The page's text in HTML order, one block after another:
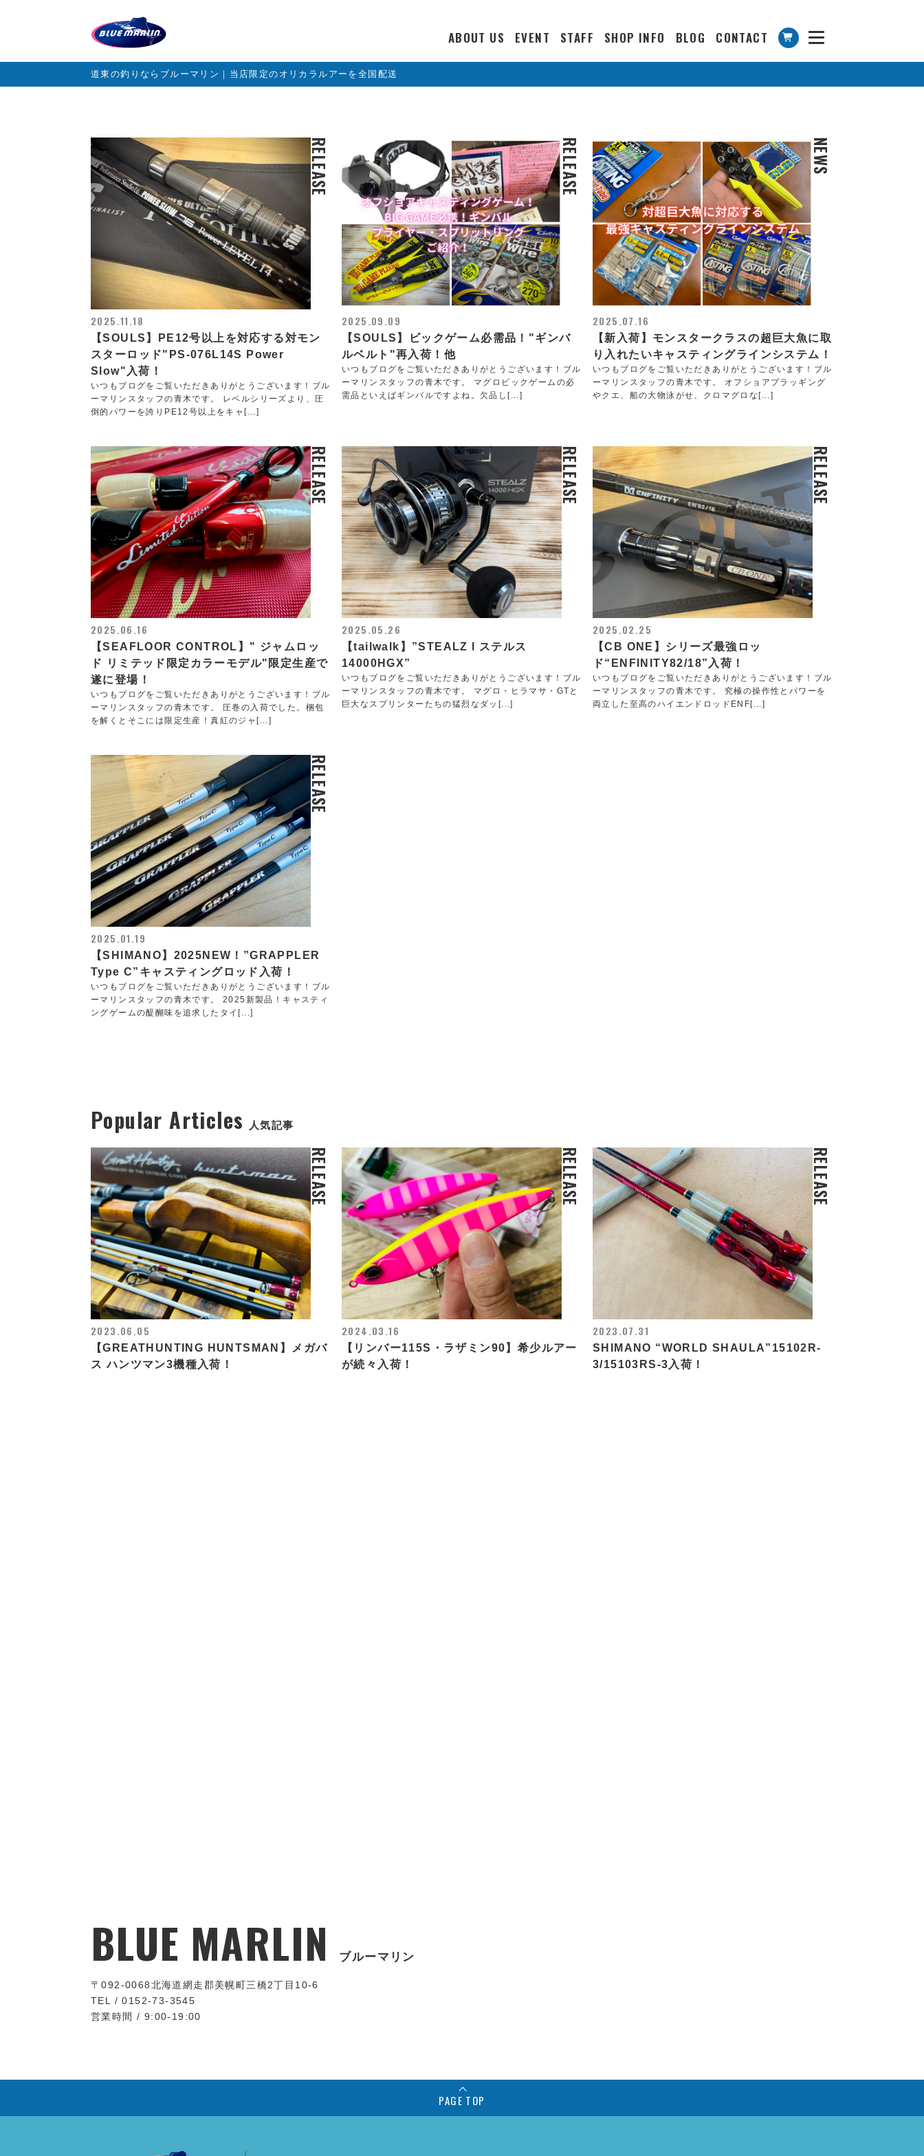
ABOUT US EVENT STAFF SHOP INFO BLOG CONTACT
道東の釣りならブルーマリン｜当店限定のオリカラルアーを全国配送
RELEASE
2025.11.18
【SOULS】PE12号以上を対応する対モン
スターロッド"PS-076L14S Power
Slow"入荷！
いつもブログをご覧いただきありがとうございます！ブル
ーマリンスタッフの青木です。 レベルシリーズより、圧
倒的パワーを誇りPE12号以上をキャ[...]
RELEASE
2025.09.09
【SOULS】ビックゲーム必需品！"ギンバ
ルベルト"再入荷！他
いつもブログをご覧いただきありがとうございます！ブル
ーマリンスタッフの青木です。 マグロビックゲームの必
需品といえばギンバルですよね。欠品し[...]
NEWS
2025.07.16
【新入荷】モンスタークラスの超巨大魚に取
り入れたいキャスティングラインシステム！
いつもブログをご覧いただきありがとうございます！ブル
ーマリンスタッフの青木です。 オフショアプラッギング
やクエ、船の大物泳がせ、クロマグロな[...]
RELEASE
2025.06.16
【SEAFLOOR CONTROL】" ジャムロッ
ド リミテッド限定カラーモデル"限定生産で
遂に登場！
いつもブログをご覧いただきありがとうございます！ブル
ーマリンスタッフの青木です。 圧巻の入荷でした。梱包
を解くとそこには限定生産！真紅のジャ[...]
RELEASE
2025.05.26
【tailwalk】”STEALZ l ステルス
14000HGX”
いつもブログをご覧いただきありがとうございます！ブル
ーマリンスタッフの青木です。 マグロ・ヒラマサ・GTと
巨大なスプリンターたちの猛烈なダッ[...]
RELEASE
2025.02.25
【CB ONE】シリーズ最強ロッ
ド“ENFINITY82/18”入荷！
いつもブログをご覧いただきありがとうございます！ブル
ーマリンスタッフの青木です。 究極の操作性とパワーを
両立した至高のハイエンドロッドENF[...]
RELEASE
2025.01.19
【SHIMANO】2025NEW！”GRAPPLER
Type C”キャスティングロッド入荷！
いつもブログをご覧いただきありがとうございます！ブル
ーマリンスタッフの青木です。 2025新製品！キャスティ
ングゲームの醍醐味を追求したタイ[...]
Popular Articles 人気記事
RELEASE
2023.06.05
【GREATHUNTING HUNTSMAN】メガバ
ス ハンツマン3機種入荷！
RELEASE
2024.03.16
【リンバー115S・ラザミン90】希少ルアー
が続々入荷！
RELEASE
2023.07.31
SHIMANO “WORLD SHAULA”15102R-
3/15103RS-3入荷！
BLUE MARLIN ブルーマリン
〒092-0068北海道網走郡美幌町三橋2丁目10-6
TEL / 0152-73-3545
営業時間 / 9:00-19:00
PAGE TOP